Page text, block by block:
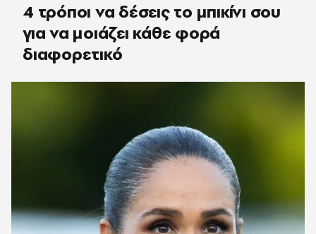
4 τρόποι να δέσεις το μπικίνι σου
για να μοιάζει κάθε φορά
διαφορετικό